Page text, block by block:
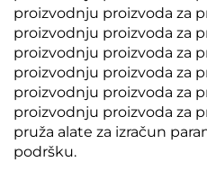
proizvodnju proizvoda za
proizvodnju proizvoda za
proizvodnju proizvoda za
proizvodnju proizvoda za
proizvodnju proizvoda za
proizvodnju proizvoda za
pruža alate za izračun
podršku.